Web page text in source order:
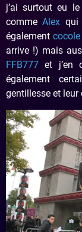
j’ai surtout eu
commeAlex qui
également cocole
arrive !) mais
FFB777 et j’en
également
gentillesse et